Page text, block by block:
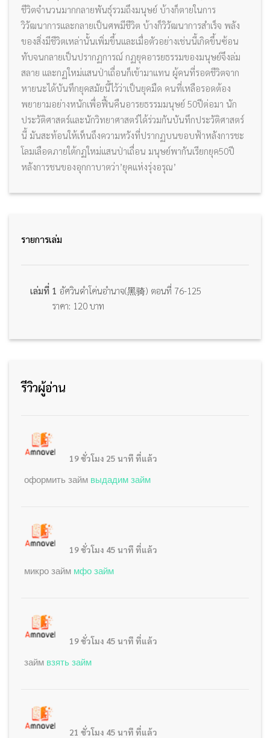
ชีวิตจำนวนมากกลายพันธ์ุรวมถึงมนุษย์ บ้างก็ตายในการ
วิวัฒนาการและกลายเป็นศพมีชีวิต บ้างก็วิวัฒนาการสำเร็จ พลัง
ของสิ่งมีชีวิตเหล่านั้นเพิ่มขึ้นและเมื่อตัวอย่างเช่นนี้เกิดขึ้นซ้อน
ทับจนกลายเป็นปรากฏการณ์ กฏยุคอารยธรรมของมนุษย์จึงล่ม
สลาย และกฏใหม่แสนป่าเถื่อนก็เข้ามาแทน ผู้คนที่รอดชีวิตจาก
หายนะได้บันทึกยุคสมัยนี้ไว้ว่าเป็นยุคมืด คนที่เหลือรอดต้อง
พยายามอย่างหนักเพื่อฟื้นคืนอารยธรรมมนุษย์ 50ปีต่อมา นัก
ประวัติศาสตร์และนักวิทยาศาสตร์ได้ร่วมกันบันทึกประวัติศาสตร์
นี้ มันสะท้อนให้เห็นถึงความหวังที่ปรากฏบนขอบฟ้าหลังการชะ
โลมเลือดภายใต้กฏใหม่แสนป่าเถื่อน มนุษย์พากันเรียกยุค50ปี
หลังการชนของอุกกาบาตว่า’ยุคแห่งรุ่งอรุณ’
รายการเล่ม
เล่มที่ 1 อัศวินดำโค่นอำนาจ(黑骑) ตอนที่ 76-125
ราคา: 120 บาท
รีวิวผู้อ่าน
19 ชั่วโมง 25 นาที ที่แล้ว
оформить займ выдадим займ
19 ชั่วโมง 45 นาที ที่แล้ว
микро займ мфо займ
19 ชั่วโมง 45 นาที ที่แล้ว
займ взять займ
21 ชั่วโมง 45 นาที ที่แล้ว